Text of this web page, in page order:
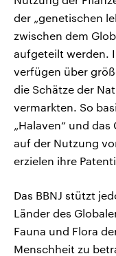
der „genetischen
zwischen dem
aufgeteilt werden.
verfügen über
die Schätze der
vermarkten. So
„Halaven“ und
auf der Nutzung
erzielen ihre
Das BBNJ stützt
Länder des
Fauna und Flora
Menschheit zu